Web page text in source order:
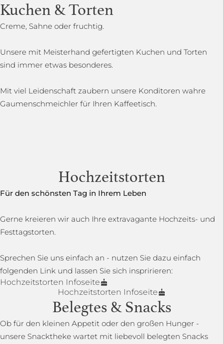
Kuchen & Torten
Creme, Sahne oder fruchtig.
Unsere mit Meisterhand gefertigten Kuchen und Torten
sind immer etwas besonderes.
Mit viel Leidenschaft zaubern unsere Konditoren wahre
Gaumenschmeichler für Ihren Kaffeetisch.
Hochzeitstorten
Für den schönsten Tag in Ihrem Leben
Gerne kreieren wir auch Ihre extravagante Hochzeits- und
Festtagstorten.
Sprechen Sie uns einfach an - nutzen Sie dazu einfach
folgenden Link und lassen Sie sich inspririeren:
Hochzeitstorten Infoseite
Hochzeitstorten Infoseite
Belegtes & Snacks
Ob für den kleinen Appetit oder den großen Hunger -
unsere Snacktheke wartet mit liebevoll belegten Snacks